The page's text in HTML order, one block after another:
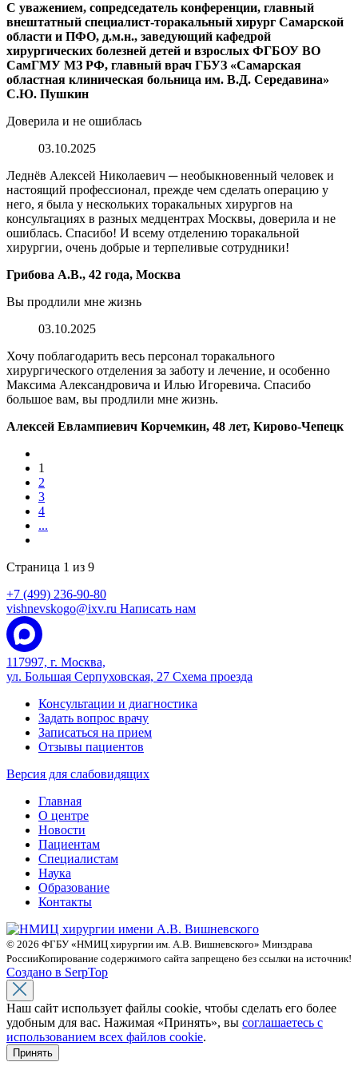
С уважением, сопредседатель конференции, главный
внештатный специалист-торакальный хирург Самарской
области и ПФО, д.м.н., заведующий кафедрой
хирургических болезней детей и взрослых ФГБОУ ВО
СамГМУ МЗ РФ, главный врач ГБУЗ «Самарская
областная клиническая больница им. В.Д. Середавина»
С.Ю. Пушкин
Доверила и не ошиблась
03.10.2025
Леднёв Алексей Николаевич ─ необыкновенный человек и
настоящий профессионал, прежде чем сделать операцию у
него, я была у нескольких торакальных хирургов на
консультациях в разных медцентрах Москвы, доверила и не
ошиблась. Спасибо! И всему отделению торакальной
хирургии, очень добрые и терпеливые сотрудники!
Грибова А.В., 42 года, Москва
Вы продлили мне жизнь
03.10.2025
Хочу поблагодарить весь персонал торакального
хирургического отделения за заботу и лечение, и особенно
Максима Александровича и Илью Игоревича. Спасибо
большое вам, вы продлили мне жизнь.
Алексей Евлампиевич Корчемкин, 48 лет, Кирово-Чепецк
1
2
3
4
...
Страница 1 из 9
+7 (499) 236-90-80
vishnevskogo@ixv.ru Написать нам
117997, г. Москва,
ул. Большая Серпуховская, 27 Схема проезда
Консультации и диагностика
Задать вопрос врачу
Записаться на прием
Отзывы пациентов
Версия для слабовидящих
Главная
О центре
Новости
Пациентам
Специалистам
Наука
Образование
Контакты
© 2026 ФГБУ «НМИЦ хирургии им. А.В. Вишневского» Минздрава
РоссииКопирование содержимого сайта запрещено без ссылки на источник!
Создано в SerpTop
Наш сайт использует файлы cookie, чтобы сделать его более
удобным для вас. Нажимая «Принять», вы соглашаетесь с
использованием всех файлов cookie.
Принять